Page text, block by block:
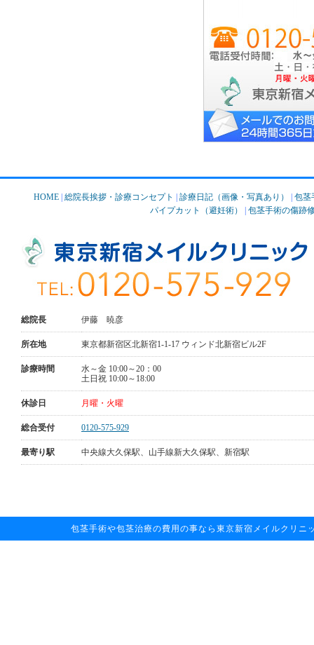
HOME| 総院長挨拶・診療コンセプト 診療日記（画像・写真あり）
包茎
パイプカット（避妊術）
包茎手術の傷跡
総院長 伊藤 暁彦
所在地 東京都新宿区北新宿1-1-17 ウィンド北新宿ビル2F
診療時間
水～金 10:00～20：00
土日祝 10:00～18:00
休診日 月曜・火曜
総合受付 0120-575-929
最寄り駅 中央線大久保駅、山手線新大久保駅、新宿駅
包茎手術や包茎治療の費用の事なら東京新宿メイルクリ